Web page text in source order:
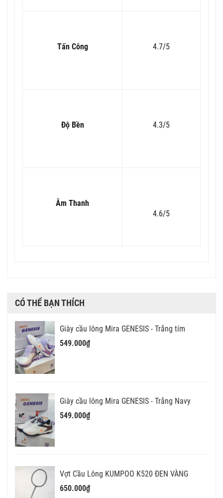
Tấn Công 4.7/5
Độ Bền 4.3/5
Âm Thanh
4.6/5
CÓ THỂ BẠN THÍCH
Giày cầu lông Mira GENESIS - Trắng tím
549.000₫
Giày cầu lông Mira GENESIS - Trắng Navy
549.000₫
Vợt Cầu Lông KUMPOO K520 ĐEN VÀNG
650.000₫